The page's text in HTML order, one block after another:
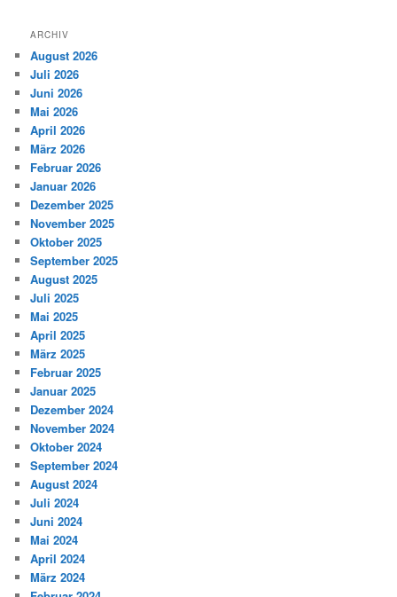
ARCHIV
August 2026
Juli 2026
Juni 2026
Mai 2026
April 2026
März 2026
Februar 2026
Januar 2026
Dezember 2025
November 2025
Oktober 2025
September 2025
August 2025
Juli 2025
Mai 2025
April 2025
März 2025
Februar 2025
Januar 2025
Dezember 2024
November 2024
Oktober 2024
September 2024
August 2024
Juli 2024
Juni 2024
Mai 2024
April 2024
März 2024